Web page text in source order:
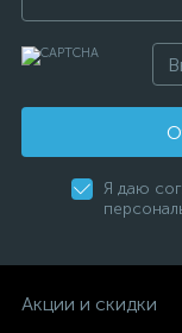
Я даю
Акции и скидки